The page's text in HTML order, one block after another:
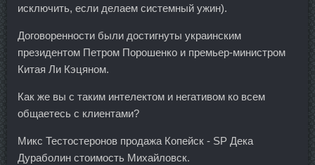
исключить, если делаем системный ужин).
Договоренности были достигнуты украинским
президентом Петром Порошенко и премьер-министром
Китая Ли Кэцяном.
Как же вы с таким интелектом и негативом ко всем
общаетесь с клиентами?
Микс Тестостеронов продажа Копейск - SP Дека
Дураболин стоимость Михайловск.